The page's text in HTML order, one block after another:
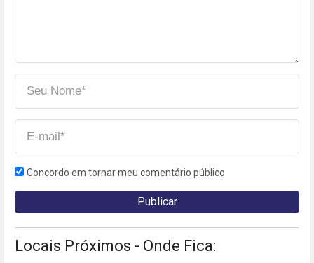
Concordo em tornar meu comentário público
Locais Próximos - Onde Fica: